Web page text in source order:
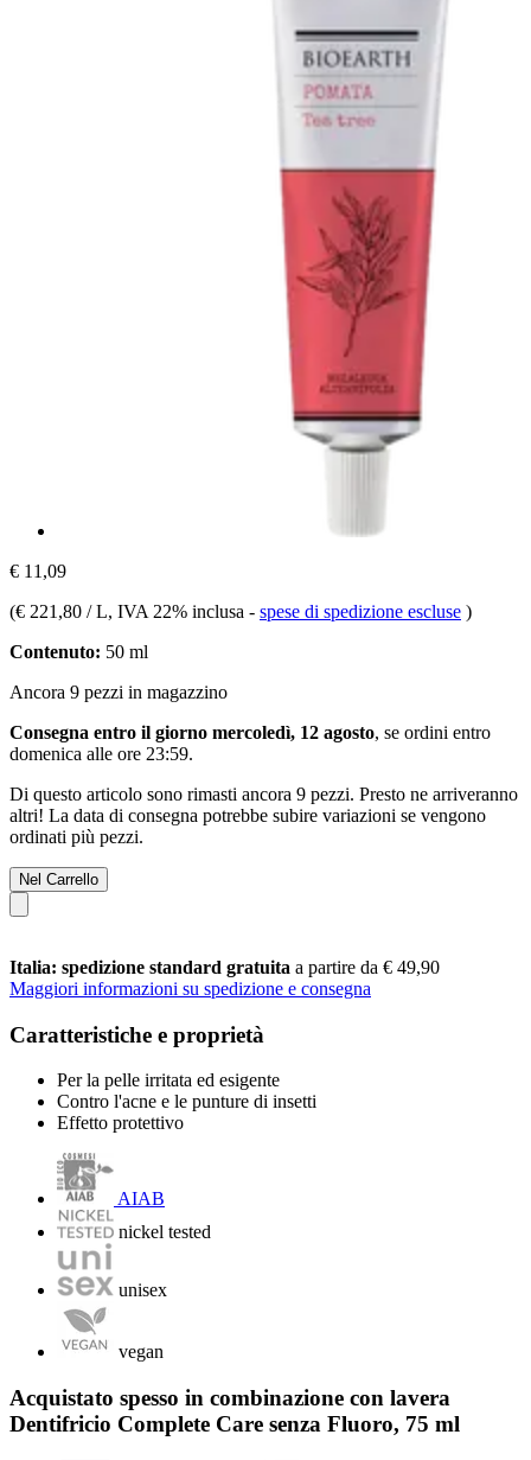
€ 11,09
(€ 221,80 / L, IVA 22% inclusa - spese di spedizione escluse )
Contenuto: 50 ml
Ancora 9 pezzi in magazzino
Consegna entro il giorno mercoledì, 12 agosto, se ordini entro
domenica alle ore 23:59.
Di questo articolo sono rimasti ancora 9 pezzi. Presto ne arriveranno
altri! La data di consegna potrebbe subire variazioni se vengono
ordinati più pezzi.
Nel Carrello
Italia: spedizione standard gratuita a partire da € 49,90
Maggiori informazioni su spedizione e consegna
Caratteristiche e proprietà
Per la pelle irritata ed esigente
Contro l'acne e le punture di insetti
Effetto protettivo
AIAB
nickel tested
unisex
vegan
Acquistato spesso in combinazione con lavera
Dentifricio Complete Care senza Fluoro, 75 ml